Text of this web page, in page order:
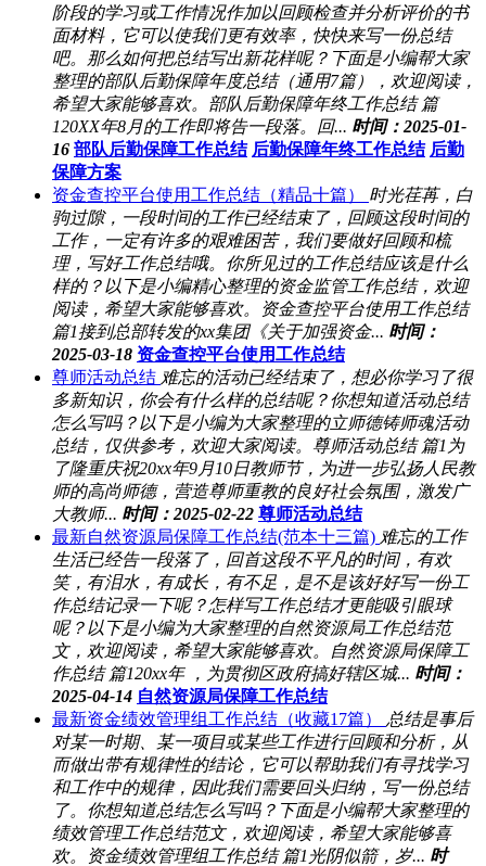
阶段的学习或工作情况作加以回顾检查并分析评价的书
面材料，它可以使我们更有效率，快快来写一份总结
吧。那么如何把总结写出新花样呢？下面是小编帮大家
整理的部队后勤保障年度总结（通用7篇），欢迎阅读，
希望大家能够喜欢。部队后勤保障年终工作总结 篇
120XX年8月的工作即将告一段落。回... 时间：2025-01-
16 部队后勤保障工作总结 后勤保障年终工作总结 后勤
保障方案
资金查控平台使用工作总结（精品十篇）
时光荏苒，白
驹过隙，一段时间的工作已经结束了，回顾这段时间的
工作，一定有许多的艰难困苦，我们要做好回顾和梳
理，写好工作总结哦。你所见过的工作总结应该是什么
样的？以下是小编精心整理的资金监管工作总结，欢迎
阅读，希望大家能够喜欢。资金查控平台使用工作总结
篇1接到总部转发的xx集团《关于加强资金... 时间：
2025-03-18 资金查控平台使用工作总结
尊师活动总结 难忘的活动已经结束了，想必你学习了很
多新知识，你会有什么样的总结呢？你想知道活动总结
怎么写吗？以下是小编为大家整理的立师德铸师魂活动
总结，仅供参考，欢迎大家阅读。尊师活动总结 篇1为
了隆重庆祝20xx年9月10日教师节，为进一步弘扬人民教
师的高尚师德，营造尊师重教的良好社会氛围，激发广
大教师... 时间：2025-02-22 尊师活动总结
最新自然资源局保障工作总结(范本十三篇) 难忘的工作
生活已经告一段落了，回首这段不平凡的时间，有欢
笑，有泪水，有成长，有不足，是不是该好好写一份工
作总结记录一下呢？怎样写工作总结才更能吸引眼球
呢？以下是小编为大家整理的自然资源局工作总结范
文，欢迎阅读，希望大家能够喜欢。自然资源局保障工
作总结 篇120xx年 ，为贯彻区政府搞好辖区城... 时间：
2025-04-14 自然资源局保障工作总结
最新资金绩效管理组工作总结（收藏17篇）
总结是事后
对某一时期、某一项目或某些工作进行回顾和分析，从
而做出带有规律性的结论，它可以帮助我们有寻找学习
和工作中的规律，因此我们需要回头归纳，写一份总结
了。你想知道总结怎么写吗？下面是小编帮大家整理的
绩效管理工作总结范文，欢迎阅读，希望大家能够喜
欢。资金绩效管理组工作总结 篇1光阴似箭，岁... 时